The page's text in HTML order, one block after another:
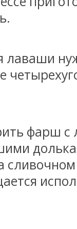
лаваши
фарш с